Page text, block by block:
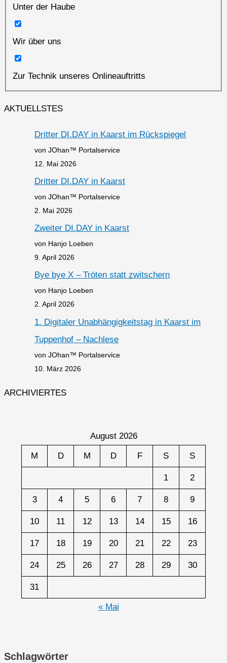
Unter der Haube
Wir über uns
Zur Technik unseres Onlineauftritts
AKTUELLSTES
Dritter DI.DAY in Kaarst im Rückspiegel
von JOhan™ Portalservice
12. Mai 2026
Dritter DI.DAY in Kaarst
von JOhan™ Portalservice
2. Mai 2026
Zweiter DI.DAY in Kaarst
von Hanjo Loeben
9. April 2026
Bye bye X – Tröten statt zwitschern
von Hanjo Loeben
2. April 2026
1. Digitaler Unabhängigkeitstag in Kaarst im
Tuppenhof – Nachlese
von JOhan™ Portalservice
10. März 2026
ARCHIVIERTES
August 2026
M D M D F S S
1 2
3 4 5 6 7 8 9
10 11 12 13 14 15 16
17 18 19 20 21 22 23
24 25 26 27 28 29 30
31
« Mai
Schlagwörter